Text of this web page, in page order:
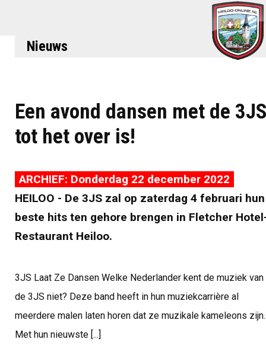
Nieuws
Een avond dansen met de
tot het over is!
ARCHIEF: Donderdag 22 december 2022
HEILOO - De 3JS zal op zaterdag 4 februari hun
beste hits ten gehore brengen in Fletcher
Restaurant Heiloo.
3JS Laat Ze Dansen Welke Nederlander kent de muziek van
de 3JS niet? Deze band heeft in hun muziekcarrière al
meerdere malen laten horen dat ze muzikale kameleons zijn.
Met hun nieuwste [...]